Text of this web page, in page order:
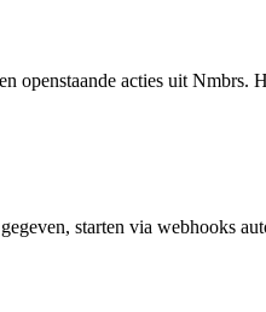
openstaande acties uit
starten via webhooks